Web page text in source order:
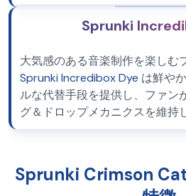
Sprunki
大気感のある音楽制作を楽しむ
Sprunki Incredibox Dye は鮮や
ルな代替手段を提供し、ファン
グ＆ドロップメカニクスを維持
Sprunki Crimson